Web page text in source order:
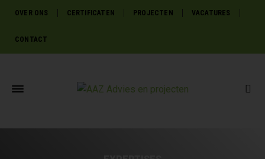
OVER ONS CERTIFICATEN PROJECTEN VACATURES
CONTACT